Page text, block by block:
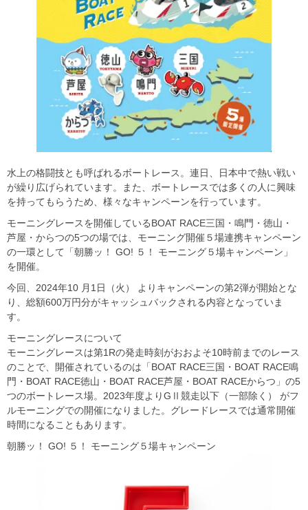
水上の格闘技とも呼ばれるボートレース。連日、日本中で熱い戦い
が繰り広げられています。また、ボートレースでは多くの人に興味
を持ってもらうため、様々なキャンペーンを行っています。
モーニングレースを開催しているBOAT RACE三国・鳴門・徳山・
芦屋・からつの5つの場では、モーニング開催５場連携キャンペーン
の一環として「朝勝ッ！ GO! ５！ モーニング５場キャンペーン」
を開催。
今回、2024年10 月1日（火） よりキャンペーンの第2弾が開始とな
り、総額600万円分がキャッシュバックされる内容となっていま
す。
モーニングレースについて
モーニングレースは第1Rの発走時刻がおおよそ10時前までのレース
のことで、開催されているのは「BOAT RACE三国・BOAT RACE鳴
門・BOAT RACE徳山・BOAT RACE芦屋・BOAT RACEからつ」の5
つのボートレース場。2023年度よりGⅡ競走以下（一部除く） がフ
ルモーニングでの開催になりました。グレードレースでは通常開催
時間になることもあります。
朝勝ッ！ GO! ５！ モーニング５場キャンペーン